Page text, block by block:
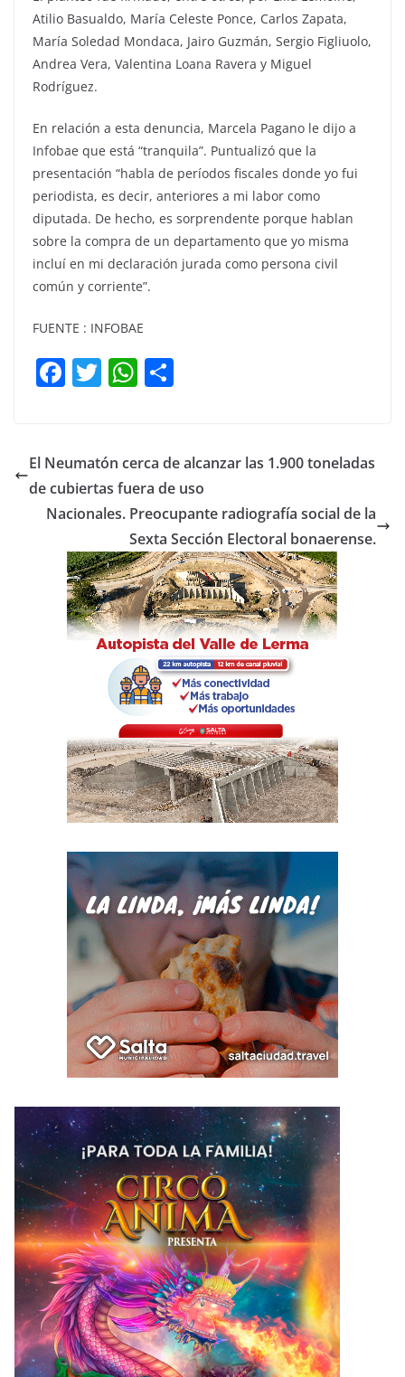
Atilio Basualdo, María Celeste Ponce, Carlos Zapata,
María Soledad Mondaca, Jairo Guzmán, Sergio Figliuolo,
Andrea Vera, Valentina Loana Ravera y Miguel
Rodríguez.
En relación a esta denuncia, Marcela Pagano le dijo a
Infobae que está “tranquila”. Puntualizó que la
presentación “habla de períodos fiscales donde yo fui
periodista, es decir, anteriores a mi labor como
diputada. De hecho, es sorprendente porque hablan
sobre la compra de un departamento que yo misma
incluí en mi declaración jurada como persona civil
común y corriente”.
FUENTE : INFOBAE
F
e
b
o
o
k
T
er
W
s
A
p
p
p
ar
tir
El Neumatón cerca de alcanzar las 1.900 toneladas
de cubiertas fuera de uso
Nacionales. Preocupante radiografía social de la
Sexta Sección Electoral bonaerense.